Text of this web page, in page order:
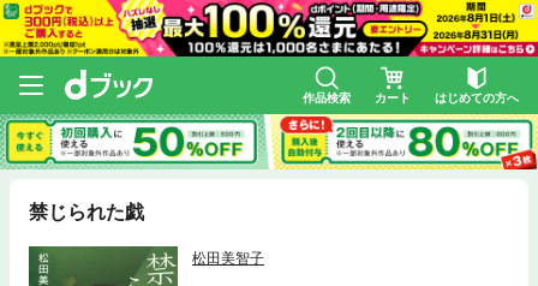
作品検索 カート はじめての方へ
禁じられた戯
松田美智子